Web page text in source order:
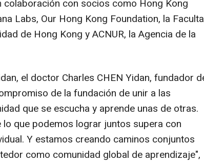
colaboración con socios como Hong Kong
Labs, Our Hong Kong Foundation, la
de Hong Kong y ACNUR, la Agencia de la
el doctor Charles CHEN Yidan, fundador
de la fundación de unir a las
que se escucha y aprende unas de otras.
que podemos lograr juntos supera con
Y estamos creando caminos conjuntos
como comunidad global de aprendizaje",